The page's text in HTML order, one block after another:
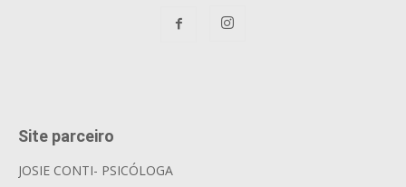
Site parceiro
JOSIE CONTI- PSICÓLOGA